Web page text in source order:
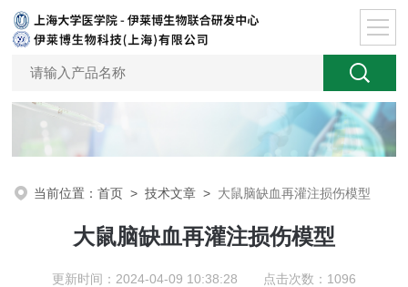
当前位置：首页 >技术文章 > 大鼠脑缺血再灌注损伤模型
大鼠脑缺血再灌注损伤模型
更新时间：2024-04-09 10:38:28 点击次数：1096